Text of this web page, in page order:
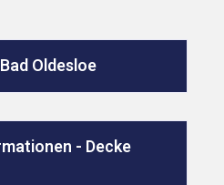
Oldesloe
- Decke